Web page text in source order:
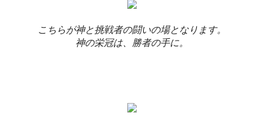
こちらが神と挑戦者の闘いの場となります。
神の栄冠は、勝者の手に。